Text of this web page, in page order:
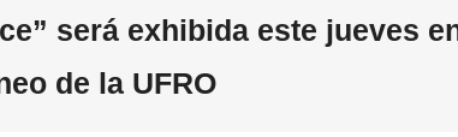
será exhibida este jueves
de la UFRO